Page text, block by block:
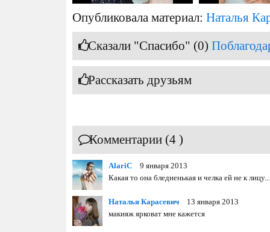
Опубликовала материал: Наталья
Сказали "Спасибо" (0)
Рассказать друзьям
Комментарии (4 )
AlariC
9 января 2013
Какая то она бледненькая и челка ей не к лицу...
Наталья Карасевич
13 января 2013
макияж ярковат мне кажется